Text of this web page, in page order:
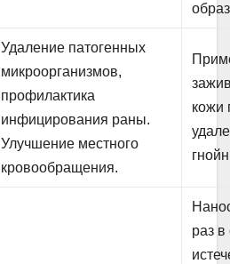
Удаление патогенных
микроорганизмов,
профилактика
инфицирования раны.
Улучшение местного
кровообращения.
кожи
раз в